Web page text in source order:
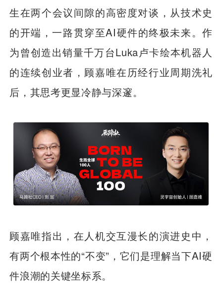
生在两个会议间隙的高密度对谈，从技术史
的开端，一路贯穿至AI硬件的终极未来。作
为曾创造出销量千万台Luka卢卡绘本机器人
的连续创业者，顾嘉唯在历经行业周期洗礼
后，其思考更显冷静与深邃。
顾嘉唯指出，在人机交互漫长的演进史中，
有两个根本性的“不变”，它们是理解当下AI硬
件浪潮的关键坐标系。